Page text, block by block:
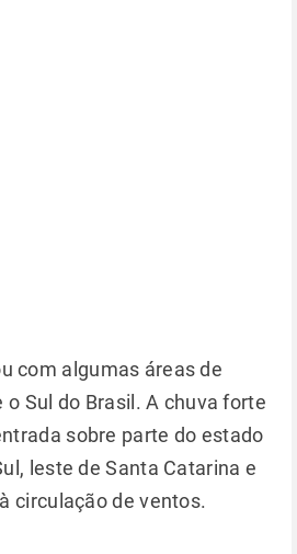
com algumas áreas de
Sul do Brasil. A chuva forte
sobre parte do estado
leste de Santa Catarina e
circulação de ventos.